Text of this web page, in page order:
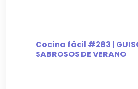
Cocina fácil #283 |
SABROSOS DE VERANO